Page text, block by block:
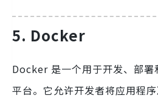
5. Docker
Docker 是一个用于开发、部署
平台。它允许开发者将应用程